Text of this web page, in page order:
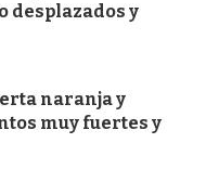
desplazados y
naranja y
muy fuertes y